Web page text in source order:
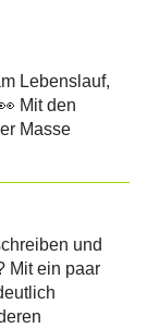
Lebenslauf,
Mit den
Masse
und
Mit ein paar